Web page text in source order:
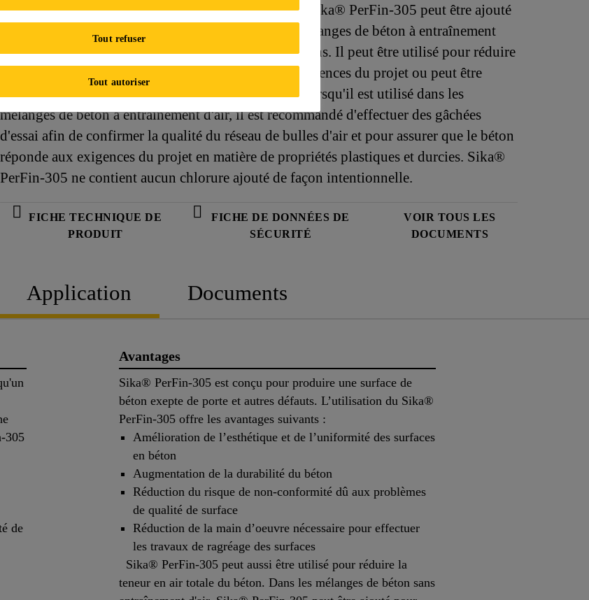
Dans les mélanges de béton sans entraînement d'air, Sika® PerFin-305 peut être ajouté
pour réduire la teneur en air non désirée. Dans les mélanges de béton à entraînement
d'air, Sika® PerFin-305 peut être utilisé de deux façons. Il peut être utilisé pour réduire
la totalité de la teneur en air afin de répondre aux exigences du projet ou peut être
utilisé avant l'ajout d'un adjuvant entraîneur d'air. Lorsqu'il est utilisé dans les
mélanges de béton à entraînement d'air, il est recommandé d'effectuer des gâchées
d'essai afin de confirmer la qualité du réseau de bulles d'air et pour assurer que le béton
réponde aux exigences du projet en matière de propriétés plastiques et durcies. Sika®
PerFin-305 ne contient aucun chlorure ajouté de façon intentionnelle.
FICHE TECHNIQUE DE
PRODUIT
FICHE DE DONNÉES DE
SÉCURITÉ
VOIR TOUS LES
DOCUMENTS
Application Documents
305
de
Avantages
Sika® PerFin-305 est conçu pour produire une surface de
béton exepte de porte et autres défauts. L’utilisation du Sika®
PerFin-305 offre les avantages suivants :
Amélioration de l’esthétique et de l’uniformité des surfaces
en béton
Augmentation de la durabilité du béton
Réduction du risque de non-conformité dû aux problèmes
de qualité de surface
Réduction de la main d’oeuvre nécessaire pour effectuer
les travaux de ragréage des surfaces
Sika® PerFin-305 peut aussi être utilisé pour réduire la
teneur en air totale du béton. Dans les mélanges de béton sans
Tout refuser
Tout autoriser